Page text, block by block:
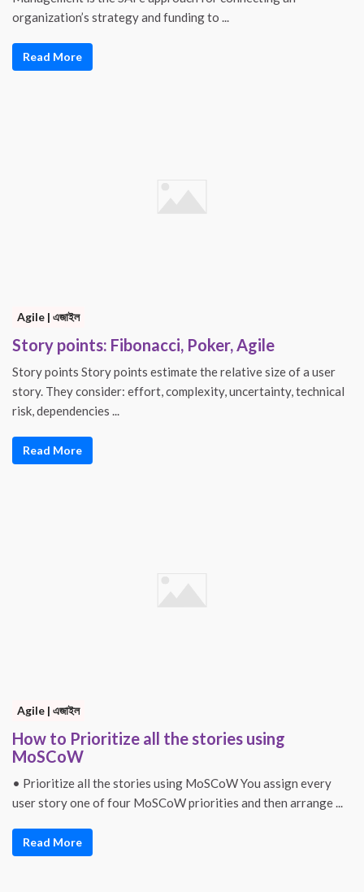
organization’s strategy and funding to ...
Read More
Agile | এজাইল
Story points: Fibonacci, Poker, Agile
Story points Story points estimate the relative size of a user
story. They consider: effort, complexity, uncertainty, technical
risk, dependencies ...
Read More
Agile | এজাইল
How to Prioritize all the stories using
MoSCoW
• Prioritize all the stories using MoSCoW You assign every
user story one of four MoSCoW priorities and then arrange ...
Read More